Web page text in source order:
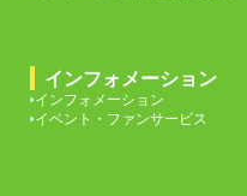
インフォメーション
インフォメーション
イベント・ファンサービス